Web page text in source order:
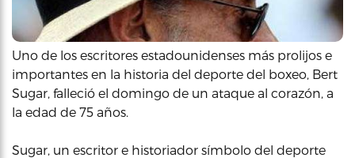
Uno de los escritores estadounidenses más prolijos e
importantes en la historia del deporte del boxeo, Bert
Sugar, falleció el domingo de un ataque al corazón, a
la edad de 75 años.
Sugar, un escritor e historiador símbolo del deporte